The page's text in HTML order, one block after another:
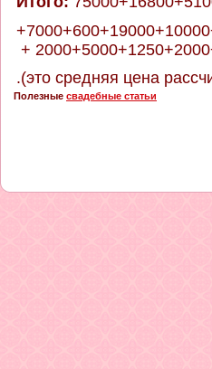
+
.(это средняя цена
Полезные свадебные статьи